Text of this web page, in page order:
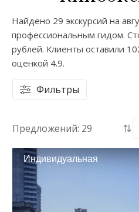
Найдено 29 экскурсий на
профессиональным гидом.
рублей. Клиенты оставили
оценкой 4.9.
Фильтры
Предложений: 29
Индивидуальная